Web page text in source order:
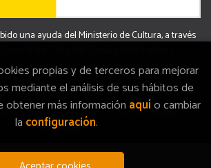
una ayuda del Ministerio de Cultura, a través
. Todos los Derechos Reservados | Grupo
Trevenque
propias y de terceros para mejorar
mediante el análisis de sus hábitos de
obtener más información aquío cambiar
la configuración.